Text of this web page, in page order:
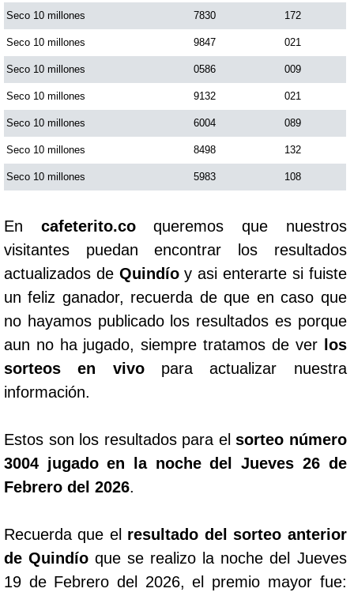
Seco 10 millones 7830 172
Seco 10 millones 9847 021
Seco 10 millones 0586 009
Seco 10 millones 9132 021
Seco 10 millones 6004 089
Seco 10 millones 8498 132
Seco 10 millones 5983 108
En cafeterito.coqueremos que nuestros
visitantes puedan encontrar los resultados
actualizados de Quindíoy asi enterarte si fuiste
un feliz ganador, recuerda de que en caso que
no hayamos publicado los resultados es porque
aun no ha jugado, siempre tratamos de ver
los
sorteos en vivopara actualizar nuestra
información.
Estos son los resultados para elsorteo número
3004 jugado en la noche del Jueves 26 de
Febrero del 2026.
Recuerda que el resultado del sorteo anterior
de Quindío que se realizo la noche del Jueves
19 de Febrero del 2026, el premio mayor fue: